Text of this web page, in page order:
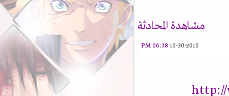
مشاهدة المحادثة
10-30-2010
06:38 PM
http://